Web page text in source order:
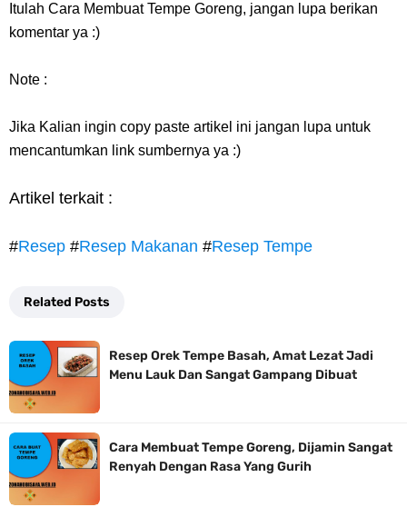
Itulah Cara Membuat Tempe Goreng, jangan lupa berikan
komentar ya :)
Note :
Jika Kalian ingin copy paste artikel ini jangan lupa untuk
mencantumkan link sumbernya ya :)
Artikel terkait :
#Resep #Resep Makanan #Resep Tempe
Related Posts
Resep Orek Tempe Basah, Amat Lezat Jadi
Menu Lauk Dan Sangat Gampang Dibuat
Cara Membuat Tempe Goreng, Dijamin Sangat
Renyah Dengan Rasa Yang Gurih